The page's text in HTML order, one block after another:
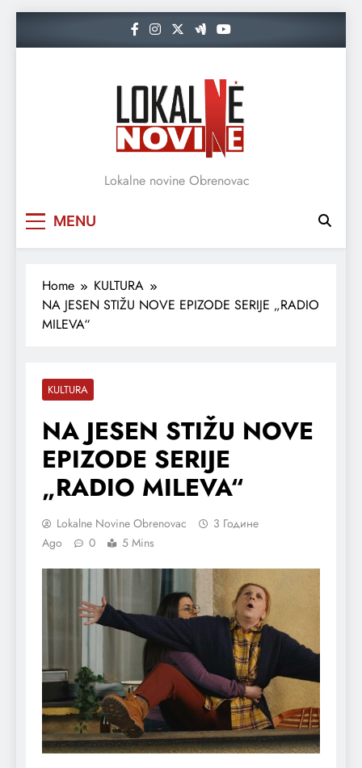
Lokalne novine Obrenovac
MENU
Home
KULTURA
NA JESEN STIŽU NOVE EPIZODE SERIJE „RADIO
MILEVA“
KULTURA
NA JESEN STIŽU NOVE
EPIZODE SERIJE
„RADIO MILEVA“
Lokalne Novine Obrenovac
3 Године
Ago
0 5 Mins